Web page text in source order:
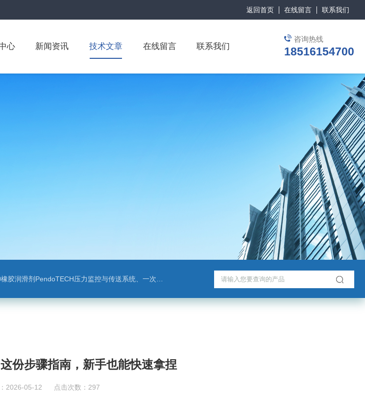
返回首页 在线留言 联系我们
咨询热线
18516154700
心 新闻资讯 技术文章 在线留言 联系我们
压力监控与传送系统、一次压力传感器 ，圣戈班管
份步骤指南，新手也能快速拿捏
：2026-05-12 点击次数：297